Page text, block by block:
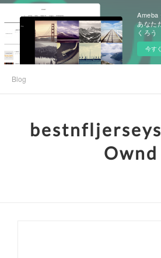
Ameba
あなた
くろう
今す
Blog
Ownd